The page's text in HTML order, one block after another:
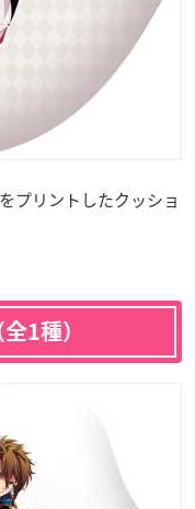
プリントしたクッショ
1種）